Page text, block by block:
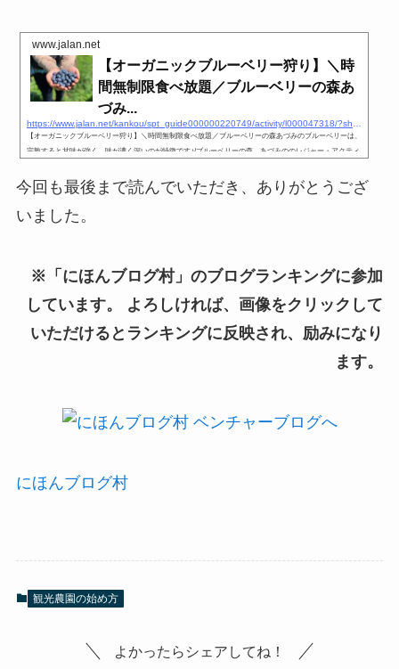
www.jalan.net
【オーガニックブルーベリー狩り】＼時
間無制限食べ放題／ブルーベリーの森あ
づみ...
【オーガニックブルーベリー狩り】＼時間無制限食べ放題／ブルーベリーの森あづみのブルーベリーは、
完熟すると甘味が強く、味が濃く深いのが特徴です♪/ブルーベリーの森 あづみののレジャー・アクティ
きます。
今回も最後まで読んでいただき、ありがとうござ
いました。
※「にほんブログ村」のブログランキングに参加
しています。 よろしければ、画像をクリックして
いただけるとランキングに反映され、励みになり
ます。
にほんブログ村
観光農園の始め方
よかったらシェアしてね！